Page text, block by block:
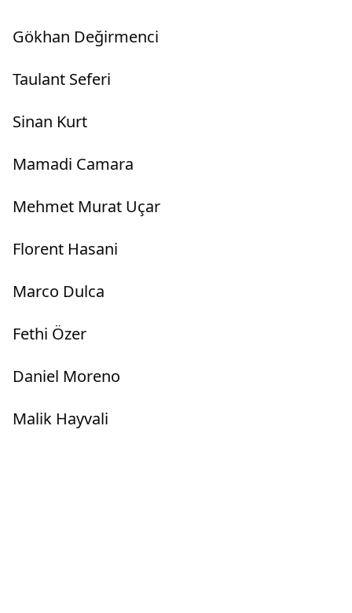
Gökhan Değirmenci
Taulant Seferi
Sinan Kurt
Mamadi Camara
Mehmet Murat Uçar
Florent Hasani
Marco Dulca
Fethi Özer
Daniel Moreno
Malik Hayvali